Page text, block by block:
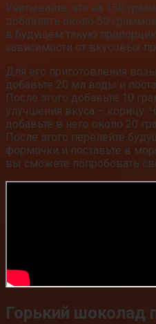
Учитывайте, что на 150
добавлять около 50
в будущем такую
зависимости от вкусовых
Для его приготовления
добавьте 20 мл воды и
После этого добавьте 10
улучшения вкуса – корицу.
добавьте в него около 20
После этого перелейте
формочки и поставьте в
вы сможете попробовать
Горький шоколад